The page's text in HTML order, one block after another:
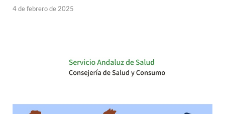
4 de febrero de 2025